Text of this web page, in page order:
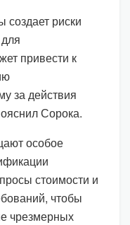
создает риски
привести к
за действия
Сорока.
особое
стоимости и
чтобы
чрезмерных